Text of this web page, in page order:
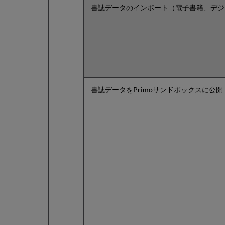
書誌データのインポート（電子書籍、デ
書誌データをPrimoサンドボックスに公開